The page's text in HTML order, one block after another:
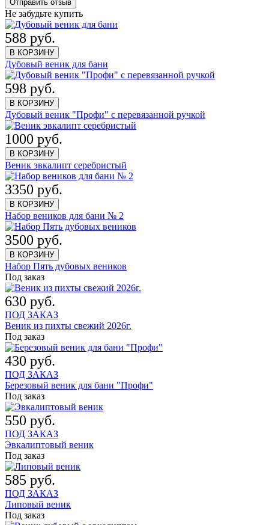
Не забудьте купить
588 руб.
В КОРЗИНУ
Дубовый веник для бани
598 руб.
В КОРЗИНУ
Дубовый веник "Профи" с перевязанной ручкой
1000 руб.
В КОРЗИНУ
Веник эвкалипт серебристый
3350 руб.
В КОРЗИНУ
Набор веников для бани № 2
3500 руб.
В КОРЗИНУ
Набор Пять дубовых веников
Под заказ
630 руб.
ПОД ЗАКАЗ
Веник из пихты свежий 2026г.
Под заказ
430 руб.
ПОД ЗАКАЗ
Березовый веник для бани "Профи"
Под заказ
550 руб.
ПОД ЗАКАЗ
Эвкалиптовый веник
Под заказ
585 руб.
ПОД ЗАКАЗ
Липовый веник
Под заказ